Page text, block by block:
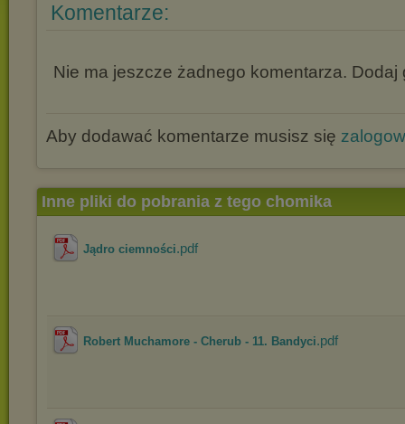
Komentarze:
Nie ma jeszcze żadnego komentarza. Dodaj
Aby dodawać komentarze musisz się
Inne pliki do pobrania z tego chomika
Jądro ciemności.pdf
Robert Muchamore - Cherub - 11. Bandyci.pdf